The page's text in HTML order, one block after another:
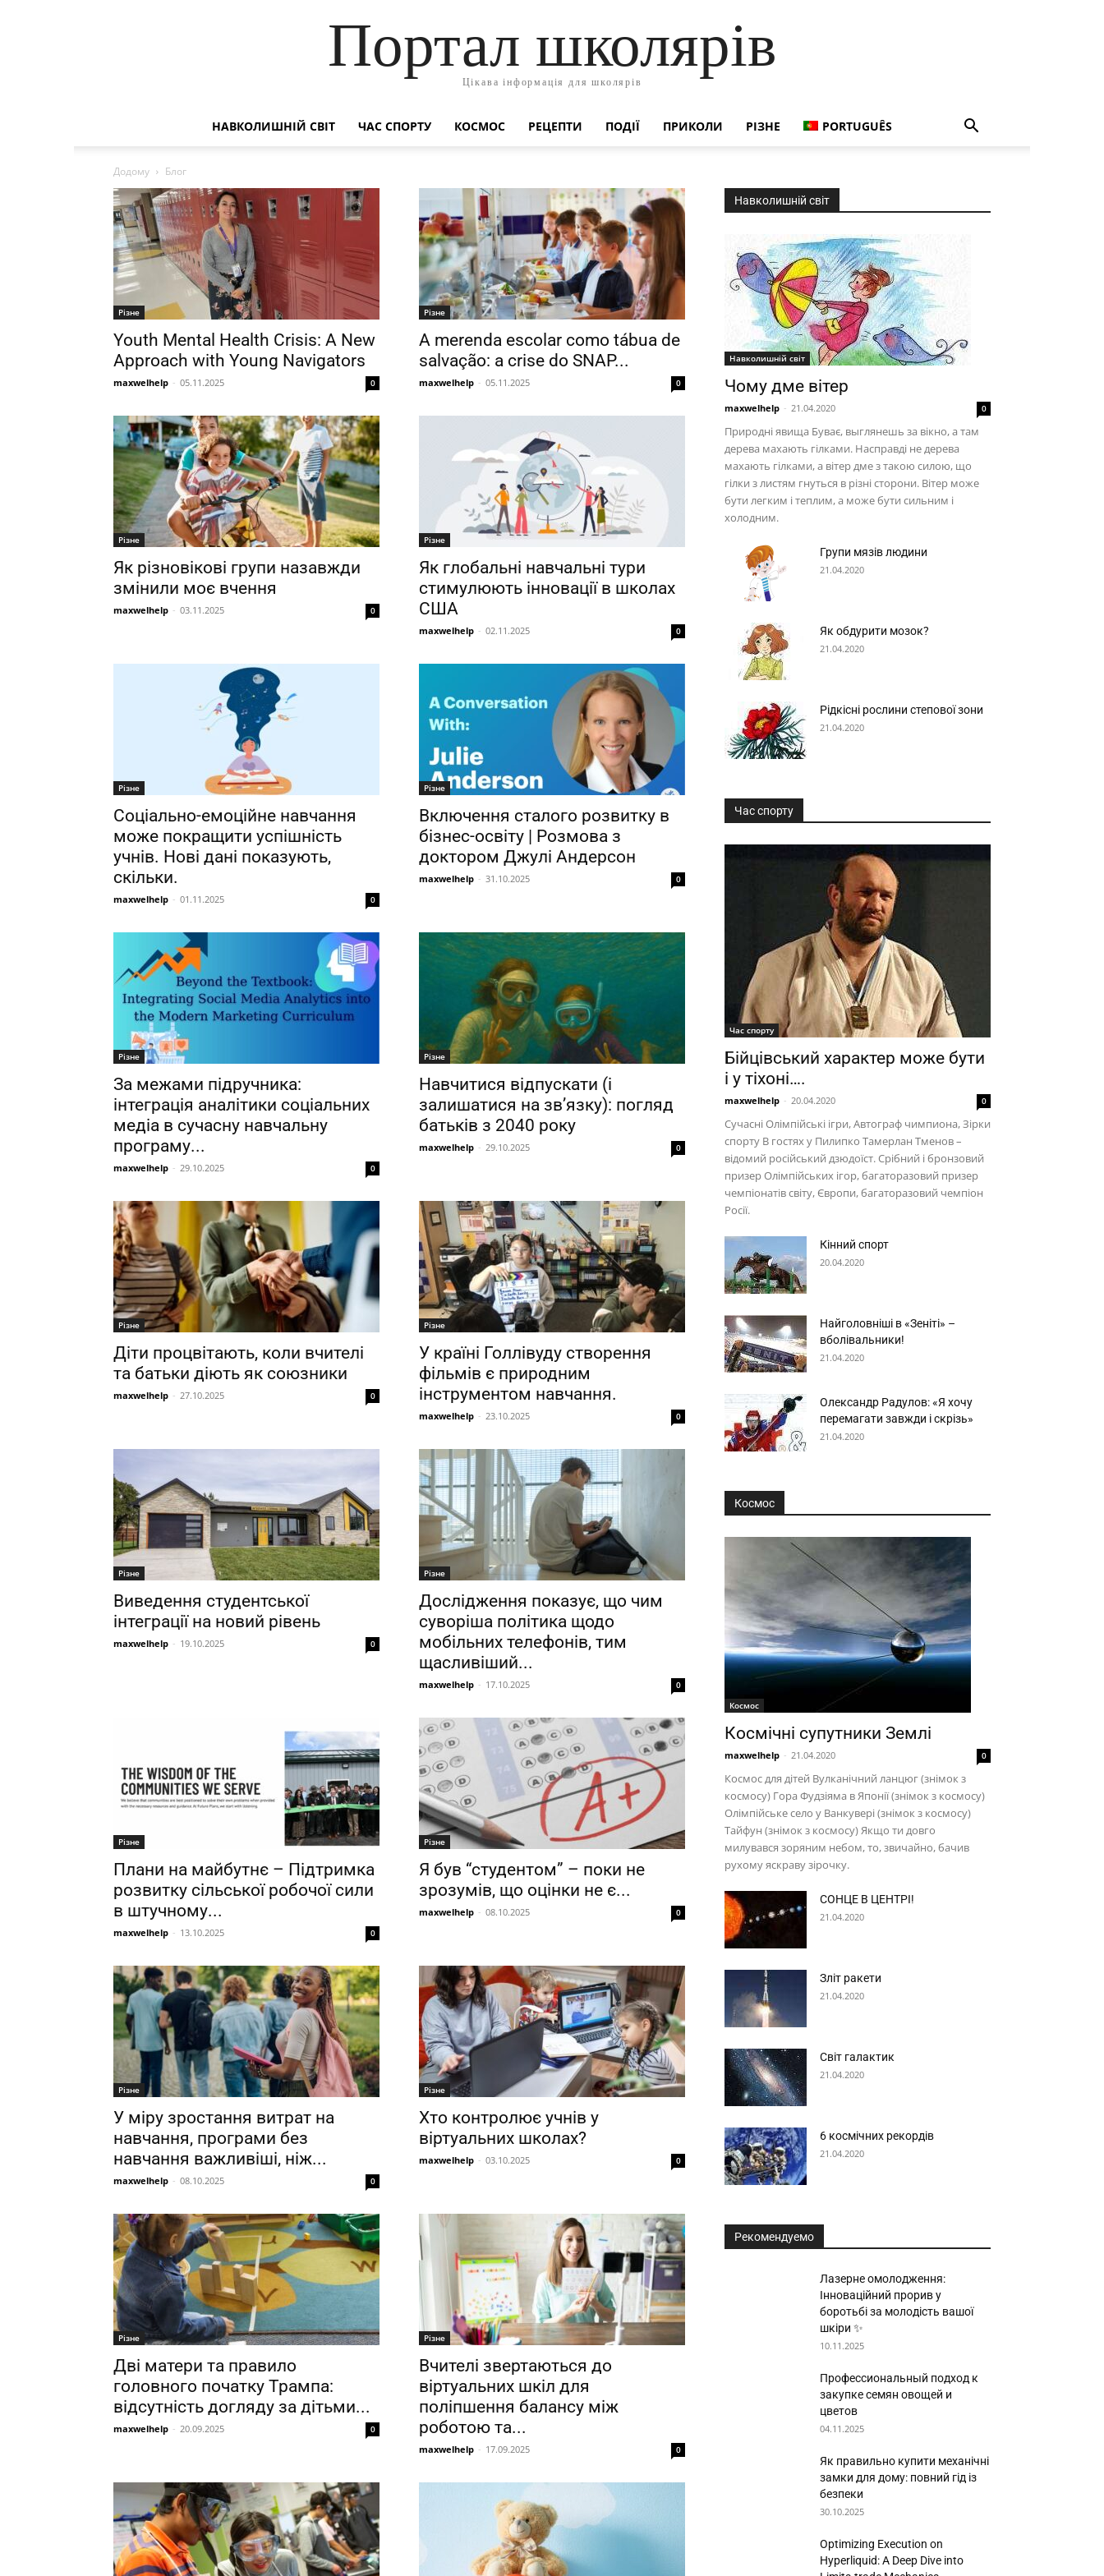
Портал школярів
Цікава інформація для школярів
НАВКОЛИШНІЙ СВІТ ЧАС СПОРТУ КОСМОС РЕЦЕПТИ ПОДІЇ ПРИКОЛИ РІЗНЕ PORTUGUÊS
Додому Блог
Різне
Youth Mental Health Crisis: A New
Approach with Young Navigators
maxwelhelp - 05.11.2025 0
Різне
A merenda escolar como tábua de
salvação: a crise do SNAP...
maxwelhelp - 05.11.2025 0
Різне
Як різновікові групи назавжди
змінили моє вчення
maxwelhelp - 03.11.2025 0
Різне
Як глобальні навчальні тури
стимулюють інновації в школах
США
maxwelhelp - 02.11.2025 0
Різне
Соціально-емоційне навчання
може покращити успішність
учнів. Нові дані показують,
скільки.
maxwelhelp - 01.11.2025 0
Різне
Включення сталого розвитку в
бізнес-освіту | Розмова з
доктором Джулі Андерсон
maxwelhelp - 31.10.2025 0
Різне
За межами підручника:
інтеграція аналітики соціальних
медіа в сучасну навчальну
програму...
maxwelhelp - 29.10.2025 0
Різне
Навчитися відпускати (і
залишатися на зв’язку): погляд
батьків з 2040 року
maxwelhelp - 29.10.2025 0
Різне
Діти процвітають, коли вчителі
та батьки діють як союзники
maxwelhelp - 27.10.2025 0
Різне
У країні Голлівуду створення
фільмів є природним
інструментом навчання.
maxwelhelp - 23.10.2025 0
Різне
Виведення студентської
інтеграції на новий рівень
maxwelhelp - 19.10.2025 0
Різне
Дослідження показує, що чим
суворіша політика щодо
мобільних телефонів, тим
щасливіший...
maxwelhelp - 17.10.2025 0
Різне
Плани на майбутнє – Підтримка
розвитку сільської робочої сили
в штучному...
maxwelhelp - 13.10.2025 0
Різне
Я був “студентом” – поки не
зрозумів, що оцінки не є...
maxwelhelp - 08.10.2025 0
Різне
У міру зростання витрат на
навчання, програми без
навчання важливіші, ніж...
maxwelhelp - 08.10.2025 0
Різне
Хто контролює учнів у
віртуальних школах?
maxwelhelp - 03.10.2025 0
Різне
Дві матери та правило
головного початку Трампа:
відсутність догляду за дітьми...
maxwelhelp - 20.09.2025 0
Різне
Вчителі звертаються до
віртуальних шкіл для
поліпшення балансу між
роботою та...
maxwelhelp - 17.09.2025 0
Навколишній світ
Навколишній світ
Чому дме вітер
maxwelhelp - 21.04.2020 0
Природні явища Буває, выглянешь за вікно, а там
дерева махають гілками. Насправді не дерева
махають гілками, а вітер дме з такою силою, що
гілки з листям гнуться в різні сторони. Вітер може
бути легким і теплим, а може бути сильним і
холодним.
Групи мязів людини
21.04.2020
Як обдурити мозок?
21.04.2020
Рідкісні рослини степової зони
21.04.2020
Час спорту
Час спорту
Бійцівський характер може бути
і у тіхоні….
maxwelhelp - 20.04.2020 0
Сучасні Олімпійські ігри, Автограф чимпиона, Зірки
спорту В гостях у Пилипко Тамерлан Тменов –
відомий російський дзюдоїст. Срібний і бронзовий
призер Олімпійських ігор, багаторазовий призер
чемпіонатів світу, Європи, багаторазовий чемпіон
Росії.
Кінний спорт
20.04.2020
Найголовніші в «Зеніті» –
вболівальники!
21.04.2020
Олександр Радулов: «Я хочу
перемагати завжди і скрізь»
21.04.2020
Космос
Космос
Космічні супутники Землі
maxwelhelp - 21.04.2020 0
Космос для дітей Вулканічний ланцюг (знімок з
космосу) Гора Фудзіяма в Японії (знімок з космосу)
Олімпійське село у Ванкувері (знімок з космосу)
Тайфун (знімок з космосу) Якщо ти довго
милувався зоряним небом, то, звичайно, бачив
рухому яскраву зірочку.
СОНЦЕ В ЦЕНТРІ!
21.04.2020
Зліт ракети
21.04.2020
Світ галактик
21.04.2020
6 космічних рекордів
21.04.2020
Рекомендуемо
Лазерне омолодження:
Інноваційний прорив у
боротьбі за молодість вашої
шкіри ✨
10.11.2025
Профессиональный подход к
закупке семян овощей и
цветов
04.11.2025
Як правильно купити механічні
замки для дому: повний гід із
безпеки
30.10.2025
Optimizing Execution on
Hyperliquid: A Deep Dive into